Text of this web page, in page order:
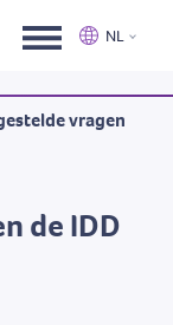
NL
Français
vragen
de IDD